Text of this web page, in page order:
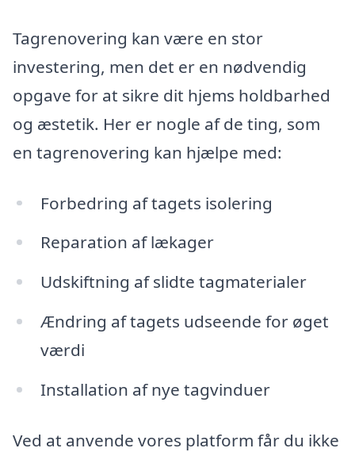
Tagrenovering kan være en stor
investering, men det er en nødvendig
opgave for at sikre dit hjems holdbarhed
og æstetik. Her er nogle af de ting, som
en tagrenovering kan hjælpe med:
Forbedring af tagets isolering
Reparation af lækager
Udskiftning af slidte tagmaterialer
Ændring af tagets udseende for øget
værdi
Installation af nye tagvinduer
Ved at anvende vores platform får du ikke